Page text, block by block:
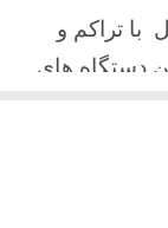
با تراکم و
دستگاه های
دوخته‌شده